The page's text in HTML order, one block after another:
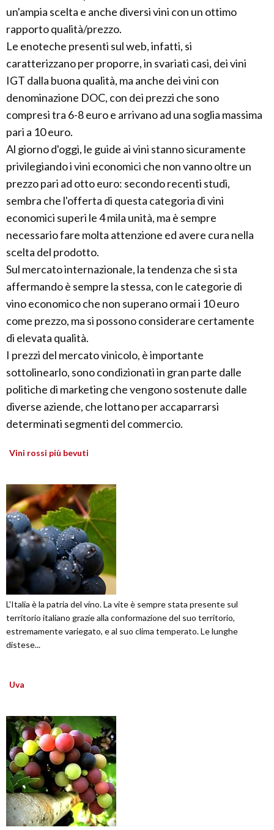
un'ampia scelta e anche diversi vini con un ottimo
rapporto qualità/prezzo.
Le enoteche presenti sul web, infatti, si
caratterizzano per proporre, in svariati casi, dei vini
IGT dalla buona qualità, ma anche dei vini con
denominazione DOC, con dei prezzi che sono
compresi tra 6-8 euro e arrivano ad una soglia massima
pari a 10 euro.
Al giorno d'oggi, le guide ai vini stanno sicuramente
privilegiando i vini economici che non vanno oltre un
prezzo pari ad otto euro: secondo recenti studi,
sembra che l'offerta di questa categoria di vini
economici superi le 4 mila unità, ma è sempre
necessario fare molta attenzione ed avere cura nella
scelta del prodotto.
Sul mercato internazionale, la tendenza che si sta
affermando è sempre la stessa, con le categorie di
vino economico che non superano ormai i 10 euro
come prezzo, ma si possono considerare certamente
di elevata qualità.
I prezzi del mercato vinicolo, è importante
sottolinearlo, sono condizionati in gran parte dalle
politiche di marketing che vengono sostenute dalle
diverse aziende, che lottano per accaparrarsi
determinati segmenti del commercio.
Vini rossi più bevuti
L'Italia è la patria del vino. La vite è sempre stata presente sul
territorio italiano grazie alla conformazione del suo territorio,
estremamente variegato, e al suo clima temperato. Le lunghe
distese...
Uva